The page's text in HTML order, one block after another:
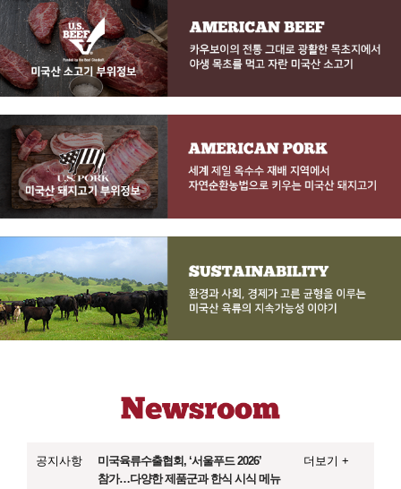
공지사항
미국육류수출협회, ‘서울푸드 2026’
참가…다양한 제품군과 한식 시식 메뉴
더보기 +